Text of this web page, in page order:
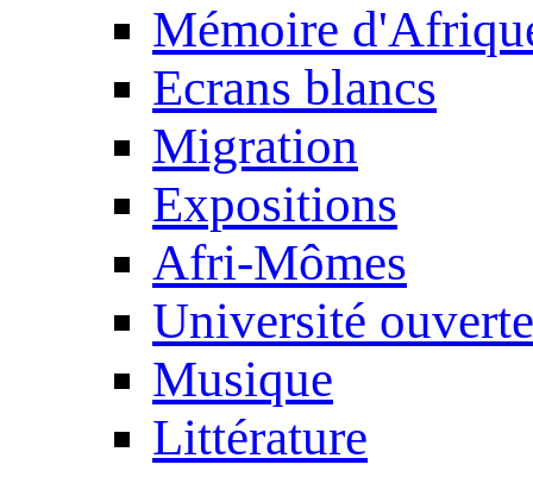
Mémoire
Ecrans blancs
Migration
Expositions
Afri-Mômes
Université ouverte
Musique
Littérature